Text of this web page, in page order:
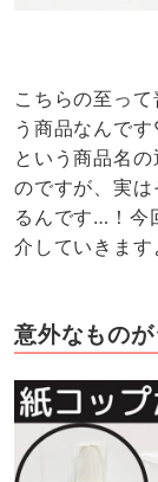
こちらの至っ
う商品なんで
という商品名
のですが、実
るんです…！今
介していきま
意外なもの